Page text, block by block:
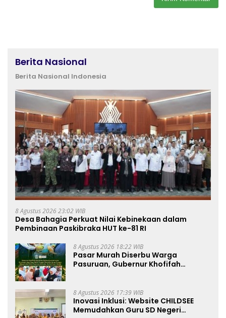
Berita Nasional
Berita Nasional Indonesia
8 Agustus 2026 23:02 WIB
Desa Bahagia Perkuat Nilai Kebinekaan dalam
Pembinaan Paskibraka HUT ke-81 RI
8 Agustus 2026 18:22 WIB
Pasar Murah Diserbu Warga
Pasuruan, Gubernur Khofifah
8 Agustus 2026 17:39 WIB
Inovasi Inklusi: Website CHILDSEE
Memudahkan Guru SD Negeri